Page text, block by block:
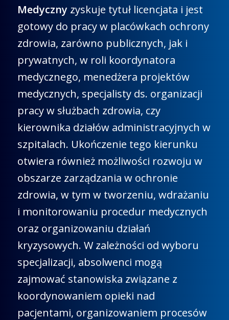
Medyczny zyskuje tytuł licencjata i jest
gotowy do pracy w placówkach ochrony
zdrowia, zarówno publicznych, jak i
prywatnych, w roli koordynatora
medycznego, menedżera projektów
medycznych, specjalisty ds. organizacji
pracy w służbach zdrowia, czy
kierownika działów administracyjnych w
szpitalach. Ukończenie tego kierunku
otwiera również możliwości rozwoju w
obszarze zarządzania w ochronie
zdrowia, w tym w tworzeniu, wdrażaniu
i monitorowaniu procedur medycznych
oraz organizowaniu działań
kryzysowych. W zależności od wyboru
specjalizacji, absolwenci mogą
zajmować stanowiska związane z
koordynowaniem opieki nad
pacjentami, organizowaniem procesów